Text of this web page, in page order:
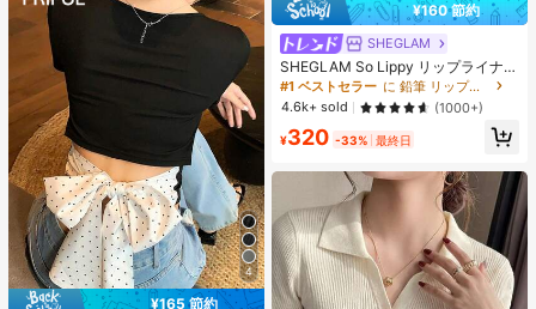
4
¥165 節約
¥160 節約
SHEGLAM
SHEGLAM So Lippy リップライナ
ー-Concrete Jungle リップタトゥー
女性と女の子のためのブランドビュ
ーティーコスメメイクアップ
#1 ベストセラー
に 鉛筆 リップライナー
4.6k+ sold
(1000+)
¥320 -33% 最終日